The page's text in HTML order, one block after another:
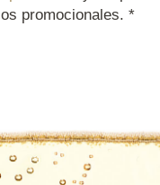
promocionales. *